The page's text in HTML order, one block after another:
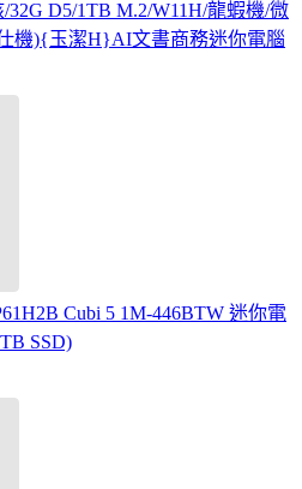
32G D5/1TB M.2/W11H/龍蝦機/微
機){玉潔H}AI文書商務迷你電腦
Cubi 5 1M-446BTW 迷你電
SSD)